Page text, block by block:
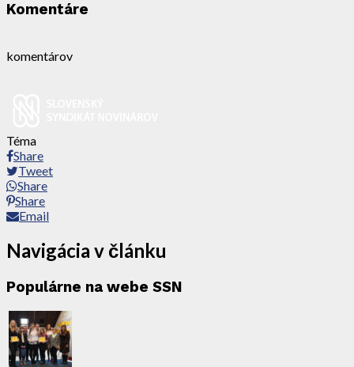
Komentáre
komentárov
Téma
Share
Tweet
Share
Share
Email
Navigácia v článku
Populárne na webe SSN